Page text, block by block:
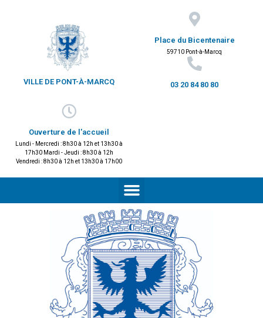
VILLE DE PONT-À-MARCQ
Place du Bicentenaire
59710 Pont-à-Marcq
03 20 84 80 80
Ouverture de l'accueil
Lundi - Mercredi : 8h30 à 12h et 13h30 à
17h30 Mardi - Jeudi : 8h30 à 12h
Vendredi : 8h30 à 12h et 13h30 à 17h00